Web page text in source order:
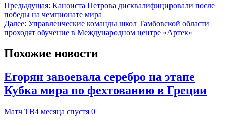
Предыдущая: Каноиста Петрова дисквалифицировали после
победы на чемпионате мира
Далее: Управленческие команды школ Тамбовской области
проходят обучение в Международном центре «Артек»
Похожие новости
Егорян завоевала серебро на этапе
Кубка мира по фехтованию в Греции
Матч ТВ4 месяца спустя 0